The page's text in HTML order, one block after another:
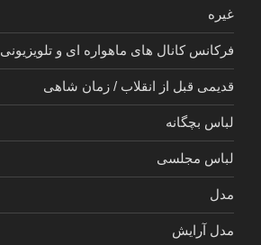
غیره
فرکانس کانال های ماهواره ای و تلویزیونی
قدیمی قبل از انقلاب / زمان شاهی
لباس بچگانه
لباس مجلسی
مدل
مدل آرایش